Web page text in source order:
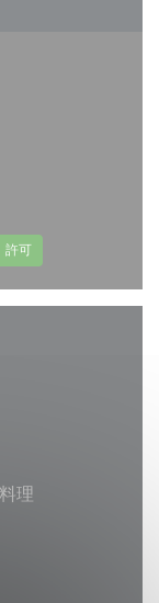
許可
理